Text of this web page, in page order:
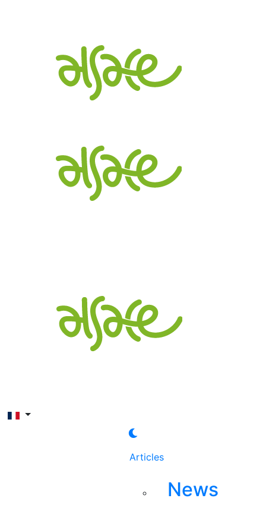
Articles
News